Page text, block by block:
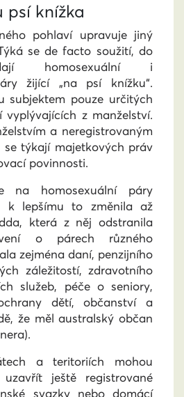
psí knížka
pohlaví upravuje jiný
se de facto soužití, do
homosexuální i
žijící „na psí knížku“.
subjektem pouze určitých
z manželství.
a neregistrovaným
týkají majetkových práv
povinnosti.
na homosexuální páry
k lepšímu to změnila až
která z něj odstranila
o párech různého
zejména daní, penzijního
záležitostí, zdravotního
služeb, péče o seniory,
dětí, občanství a
že měl australský občan
a teritoriích mohou
ještě registrované
svazky nebo domácí